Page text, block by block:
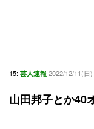
15: 芸人速報 2022/12/11(日
山田邦子とか40